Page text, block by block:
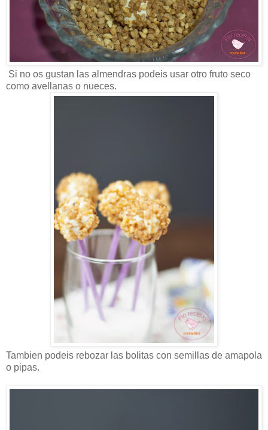
Si no os gustan las almendras podeis usar otro fruto seco
como avellanas o nueces.
Tambien podeis rebozar las bolitas con semillas de amapola
o pipas.